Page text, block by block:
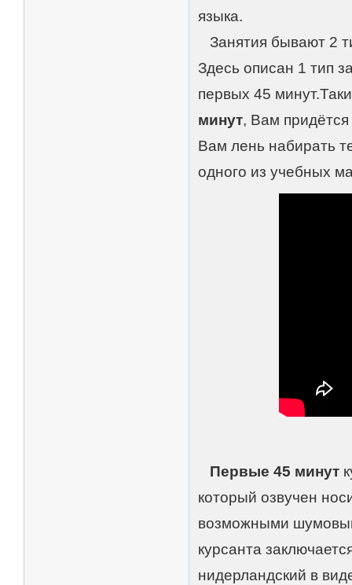
языка.
Занятия бывают 2
Здесь описан 1 тип
первых 45
минут, Вам
Вам лень набирать
одного из учебных
Первые 45 минут
который озвучен
возможными
курсанта
нидерландский в